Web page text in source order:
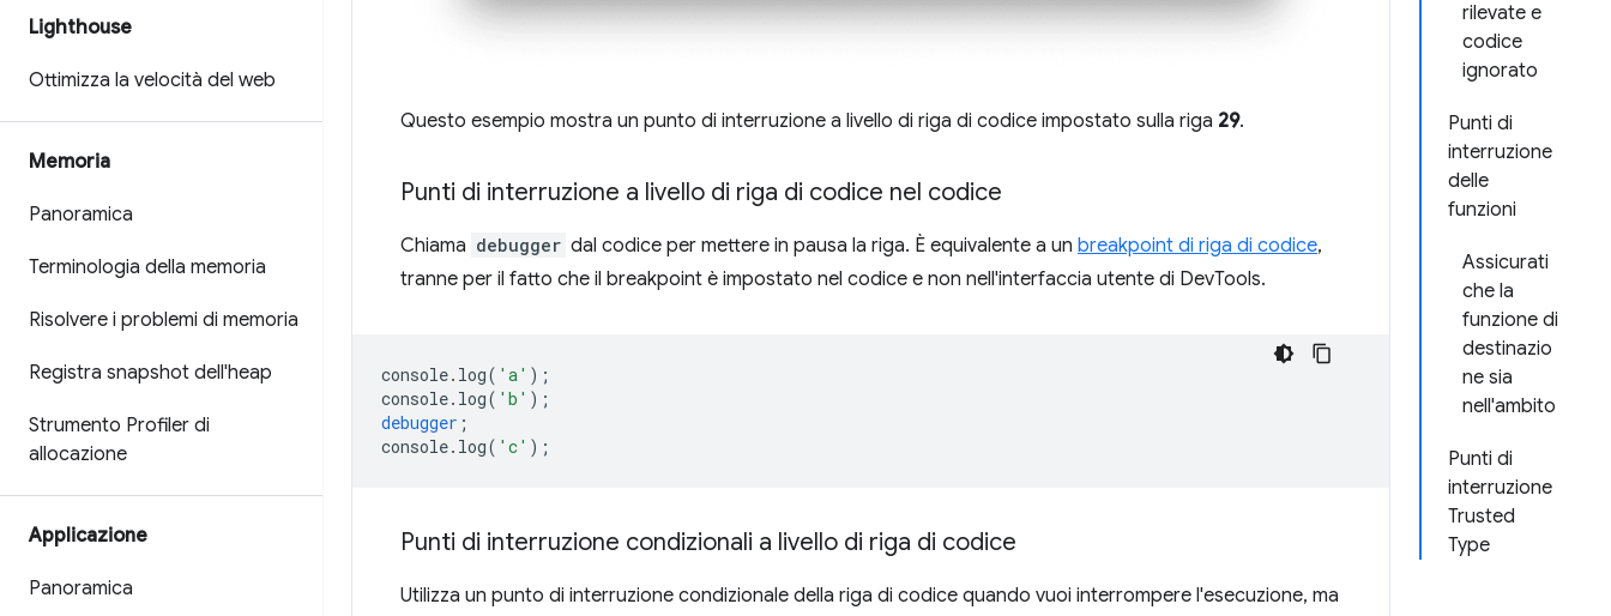
Lighthouse
Ottimizza la velocità del web
Memoria
Panoramica
Terminologia della memoria
Risolvere i problemi di memoria
Registra snapshot dell'heap
Strumento Profiler di
allocazione
Applicazione
Panoramica
rilevate e
codice
ignorato
Punti di
interruzione
delle
funzioni
Assicurati
che la
funzione di
destinazio
ne sia
nell'ambito
Punti di
interruzione
Trusted
Type
Questo esempio mostra un punto di interruzione a livello di riga di codice impostato sulla riga 29.
Punti di interruzione a livello di riga di codice nel codice
Chiama debugger dal codice per mettere in pausa la riga. È equivalente a un breakpoint di riga di codice,
tranne per il fatto che il breakpoint è impostato nel codice e non nell'interfaccia utente di DevTools.
console. log( 'a' );
console. log( 'b' );
debugger ;
console. log( 'c' );
Punti di interruzione condizionali a livello di riga di codice
Utilizza un punto di interruzione condizionale della riga di codice quando vuoi interrompere l'esecuzione, ma